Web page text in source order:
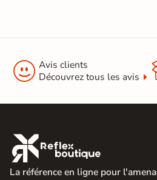
Normes
Origine
Catégories
Carrelage
 Avis clients
Découvrez tous les avis

La référence en ligne pour